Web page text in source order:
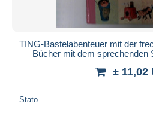
TING-Bastelabenteuer mit der
Bücher mit dem sprechenden
± 11,02
Stato